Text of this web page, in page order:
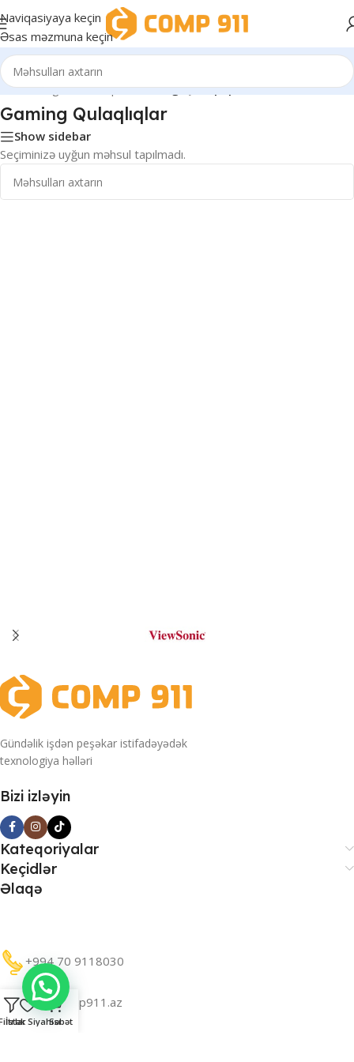
Naviqasiyaya keçin
Əsas məzmuna keçin
Ev/Gaming Avadanlıqları/Gaming Qulaqlıqlar
Gaming Qulaqlıqlar
Show sidebar
Seçiminizə uyğun məhsul tapılmadı.
Gündəlik işdən peşəkar istifadəyədək
texnologiya həlləri
Bizi izləyin
Kateqoriyalar
Keçidlər
Əlaqə
+994 70 9118030
info@comp911.az
İstək SiyahısıSəbət